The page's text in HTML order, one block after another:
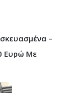
–
Ευρώ Με